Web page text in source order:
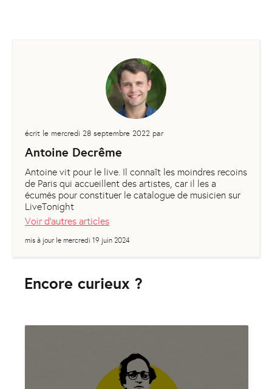
écrit le mercredi 28 septembre 2022 par
Antoine Decrême
Antoine vit pour le live. Il connaît les moindres recoins
de Paris qui accueillent des artistes, car il les a
écumés pour constituer le catalogue de musicien sur
LiveTonight
Voir d'autres articles
mis à jour le mercredi 19 juin 2024
Encore curieux ?